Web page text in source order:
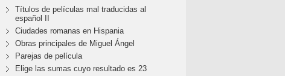
Títulos de películas mal traducidas al
español II
Ciudades romanas en Hispania
Obras principales de Miguel Ángel
Parejas de película
Elige las sumas cuyo resultado es 23